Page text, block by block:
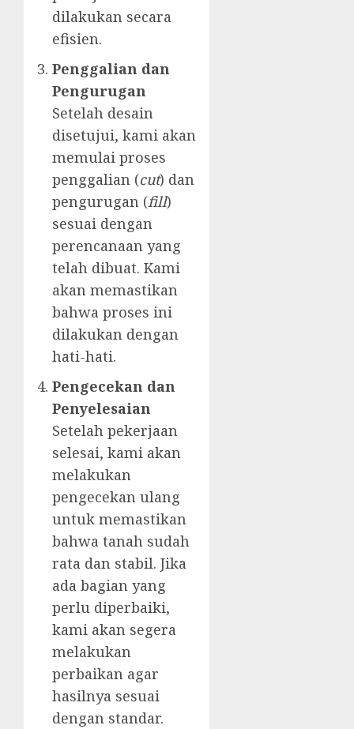
dilakukan secara
efisien.
Penggalian dan
Pengurugan
Setelah desain
disetujui, kami akan
memulai proses
penggalian (cut) dan
pengurugan (fill)
sesuai dengan
perencanaan yang
telah dibuat. Kami
akan memastikan
bahwa proses ini
dilakukan dengan
hati-hati.
Pengecekan dan
Penyelesaian
Setelah pekerjaan
selesai, kami akan
melakukan
pengecekan ulang
untuk memastikan
bahwa tanah sudah
rata dan stabil. Jika
ada bagian yang
perlu diperbaiki,
kami akan segera
melakukan
perbaikan agar
hasilnya sesuai
dengan standar.